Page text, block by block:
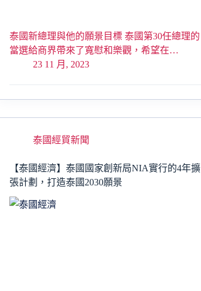
泰國新總理與他的願景目標 泰國第30任總理的
當選給商界帶來了寬慰和樂觀，希望在…
23 11 月, 2023
泰國經貿新聞
【泰國經濟】泰國國家創新局NIA實行的4年擴
張計劃，打造泰國2030願景